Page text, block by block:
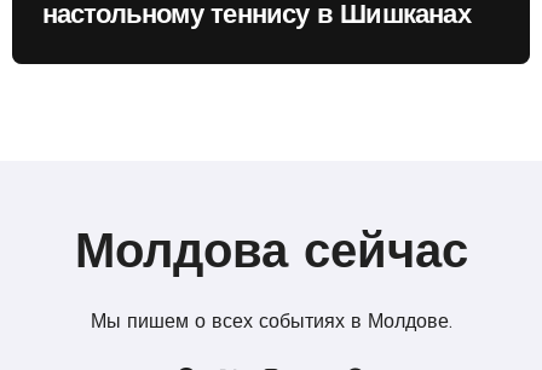
настольному теннису в Шишканах
Молдова сейчас
Мы пишем о всех событиях в Молдове.